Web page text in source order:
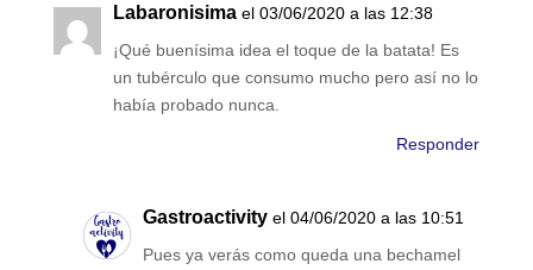
Labaronisima el 03/06/2020 a las 12:38
¡Qué buenísima idea el toque de la batata! Es
un tubérculo que consumo mucho pero así no lo
había probado nunca.
Responder
Gastroactivity el 04/06/2020 a las 10:51
Pues ya verás como queda una bechamel